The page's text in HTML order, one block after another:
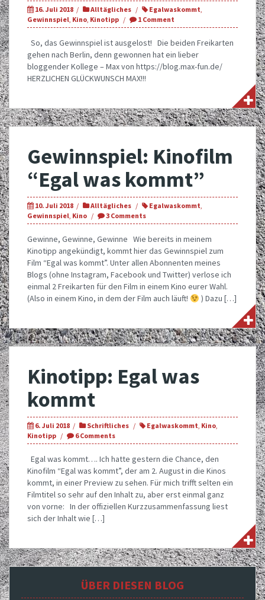
16. Juli 2018 Alltägliches Egalwaskommt,
Gewinnspiel, Kino, Kinotipp 1 Comment
So, das Gewinnspiel ist ausgelost! Die beiden Freikarten
gehen nach Berlin, denn gewonnen hat ein lieber
bloggender Kollege – Max von https://blog.max-fun.de/
HERZLICHEN GLÜCKWUNSCH MAX!!!
Gewinnspiel: Kinofilm
“Egal was kommt”
10. Juli 2018 Alltägliches Egalwaskommt,
Gewinnspiel, Kino 3 Comments
Gewinne, Gewinne, Gewinne Wie bereits in meinem
Kinotipp angekündigt, kommt hier das Gewinnspiel zum
Film “Egal was kommt”. Unter allen Abonnenten meines
Blogs (ohne Instagram, Facebook und Twitter) verlose ich
einmal 2 Freikarten für den Film in einem Kino eurer Wahl.
(Also in einem Kino, in dem der Film auch läuft!
) Dazu […]
Kinotipp: Egal was
kommt
6. Juli 2018 Schriftliches Egalwaskommt, Kino,
Kinotipp
6 Comments
Egal was kommt…. Ich hatte gestern die Chance, den
Kinofilm “Egal was kommt”, der am 2. August in die Kinos
kommt, in einer Preview zu sehen. Für mich trifft selten ein
Filmtitel so sehr auf den Inhalt zu, aber erst einmal ganz
von vorne: In der offiziellen Kurzzusammenfassung liest
sich der Inhalt wie […]
ÜBER DIESEN BLOG